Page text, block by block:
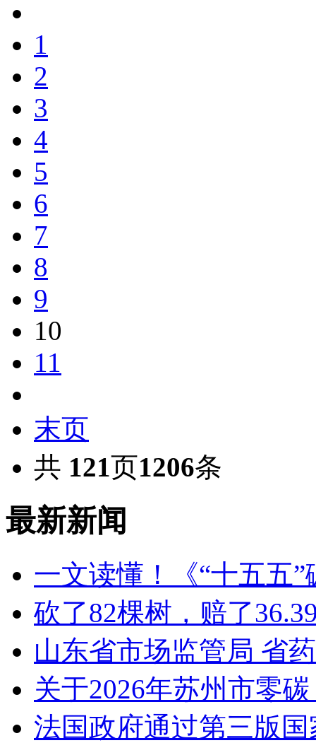
1
2
3
4
5
6
7
8
9
10
11
末页
共 121页1206条
最新新闻
一文读懂！《“十五五
砍了82棵树，赔了
山东省市场监管局 省
关于2026年苏州市零
法国政府通过第三版